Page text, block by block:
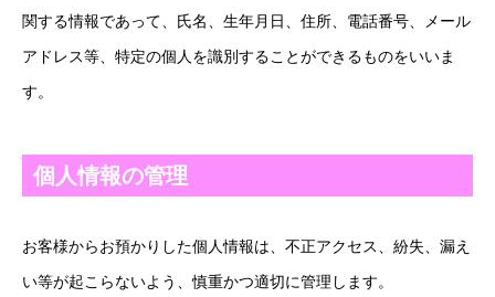
関する情報であって、氏名、生年月日、住所、電話番号、メール
アドレス等、特定の個人を識別することができるものをいいま
す。
個人情報の管理
お客様からお預かりした個人情報は、不正アクセス、紛失、漏え
い等が起こらないよう、慎重かつ適切に管理します。